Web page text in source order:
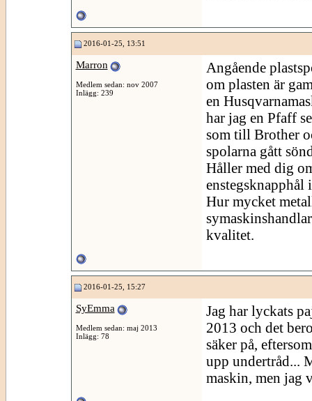
2016-01-25, 13:51
Marron
Medlem sedan: nov 2007
Inlägg: 239
Angående
om plasten är
en
har jag en Pfaff
som till Brother
spolarna gått
Håller med dig
enstegsknapphål
Hur mycket
kvalitet.
2016-01-25, 15:27
SyEmma
Medlem sedan: maj 2013
Inlägg: 78
Jag har lyckats
2013 och det
säker på,
upp undertråd...
maskin, men jag